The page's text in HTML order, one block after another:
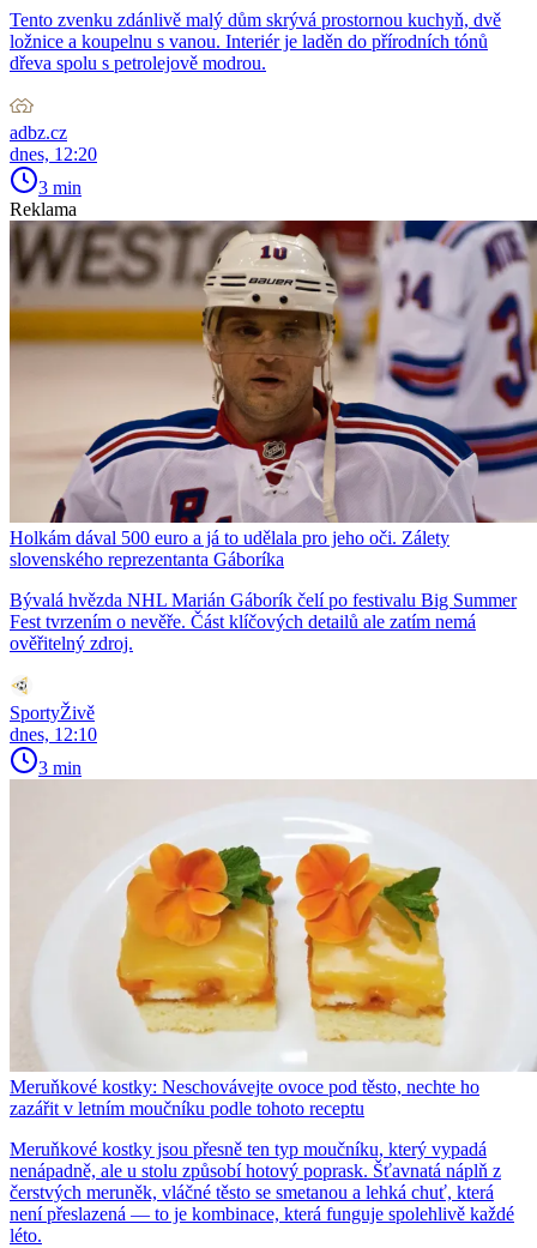
Tento zvenku zdánlivě malý dům skrývá prostornou kuchyň, dvě
ložnice a koupelnu s vanou. Interiér je laděn do přírodních tónů
dřeva spolu s petrolejově modrou.
adbz.cz
dnes, 12:20
3 min
Reklama
Holkám dával 500 euro a já to udělala pro jeho oči. Zálety
slovenského reprezentanta Gáboríka
Bývalá hvězda NHL Marián Gáborík čelí po festivalu Big Summer
Fest tvrzením o nevěře. Část klíčových detailů ale zatím nemá
ověřitelný zdroj.
SportyŽivě
dnes, 12:10
3 min
Meruňkové kostky: Neschovávejte ovoce pod těsto, nechte ho
zazářit v letním moučníku podle tohoto receptu
Meruňkové kostky jsou přesně ten typ moučníku, který vypadá
nenápadně, ale u stolu způsobí hotový poprask. Šťavnatá náplň z
čerstvých meruněk, vláčné těsto se smetanou a lehká chuť, která
není přeslazená — to je kombinace, která funguje spolehlivě každé
léto.